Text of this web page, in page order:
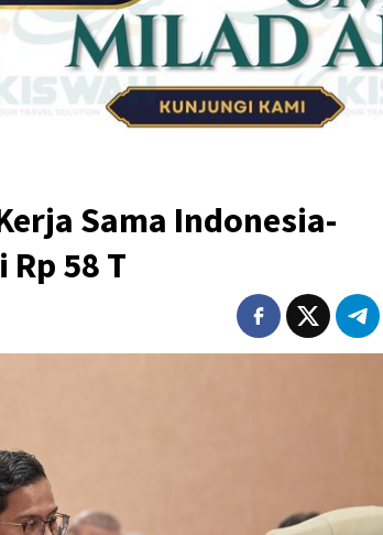
Sama Indonesia-
58 T